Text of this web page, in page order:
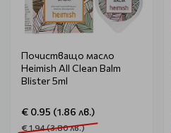
Почистващо масло
Heimish Аll Clean Balm
Blister 5ml
€ 0.95 (1.86 лв.)
€ 1.94 (3.80 лв.)